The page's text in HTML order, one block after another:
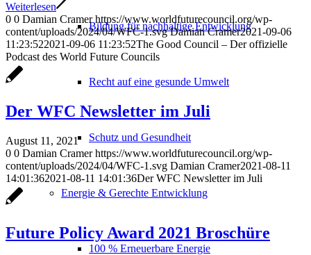
Bildung für nachhaltige Entwicklung
Recht auf eine gesunde Umwelt
Schutz und Gesundheit
Energie & Gerechte Entwicklung
100 % Erneuerbare Energie
Weiterlesen
0 0 Damian Cramer https://www.worldfuturecouncil.org/wp-
content/uploads/2024/04/WFC-1.svg Damian Cramer2021-09-06
11:23:522021-09-06 11:23:52The Good Council – Der offizielle
Podcast des World Future Councils
Der WFC Newsletter im Juli
August 11, 2021
0 0 Damian Cramer https://www.worldfuturecouncil.org/wp-
content/uploads/2024/04/WFC-1.svg Damian Cramer2021-08-11
14:01:362021-08-11 14:01:36Der WFC Newsletter im Juli
Future Policy Award 2021 Broschüre